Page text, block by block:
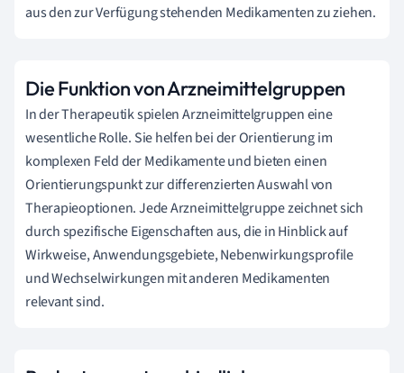
aus den zur Verfügung stehenden Medikamenten zu ziehen.
Die Funktion von Arzneimittelgruppen
In der Therapeutik spielen Arzneimittelgruppen eine
wesentliche Rolle. Sie helfen bei der Orientierung im
komplexen Feld der Medikamente und bieten einen
Orientierungspunkt zur differenzierten Auswahl von
Therapieoptionen. Jede Arzneimittelgruppe zeichnet sich
durch spezifische Eigenschaften aus, die in Hinblick auf
Wirkweise, Anwendungsgebiete, Nebenwirkungsprofile
und Wechselwirkungen mit anderen Medikamenten
relevant sind.